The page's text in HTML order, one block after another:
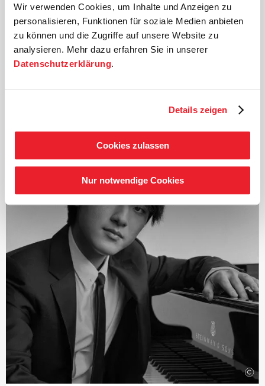
Wir verwenden Cookies, um Inhalte und Anzeigen zu
personalisieren, Funktionen für soziale Medien anbieten
zu können und die Zugriffe auf unsere Website zu
analysieren. Mehr dazu erfahren Sie in unserer
Datenschutzerklärung.
Details zeigen
Cookies zulassen
Nur notwendige Cookies
Einer der vielen Höhepunkte dieser Zusammenarbeit
waren die weltweit von Kritikern und Publikum
gefeierten Aufführungen des Beethoven-Zyklus, für die
Järvi mit zahlreichen Preisen ausgezeichnet wurde –
darunter der Echo Klassik
eine intensive Beschäftigung mit den sinfonischen
ebenfalls vielfach ausgezeichnet. Ab Herbst 2021 standen
die zwölf Londoner Sinfonien von Joseph Haydn im
Fokus und seit 2024 die intensive Auseinandersetzung
mit den Sinfonien von Franz Schubert.
Seit Beginn der Saison 2019/2020 ist Järvi
Musikdirektor des Tonhalle-Orchesters Zürich. Zudem
ist er Gründer und Künstlerischer Leiter des Estonian
Festival Orchestras und des Pärnu Music Festivals.
Mit der Saison 2028/29 übernimmt Järvi das Amt des
Chefdirigenten und künstlerischen Beraters des London
Philharmonic Orchestra.
Als Gastdirigent tritt er regelmäßig mit bedeutenden
Orchestern wie dem Royal Concertgebouw Orchestra
Amsterdam, den Berliner Philharmonikern, der
Staatskapelle Dresden, den New York und Los Angeles
Philharmonic und dem Chicago Symphony Orchestra.
2015 wurde er von der renommierten britischen
Zeitschrift
›Gramophone‹
und der französischen
©